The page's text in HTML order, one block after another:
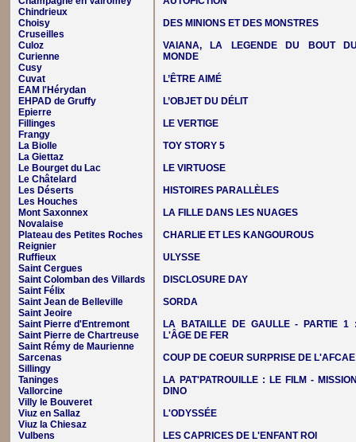
Chindrieux
Choisy
Cruseilles
Culoz
Curienne
Cusy
Cuvat
EAM l'Hérydan
EHPAD de Gruffy
Epierre
Fillinges
Frangy
La Biolle
La Giettaz
Le Bourget du Lac
Le Châtelard
Les Déserts
Les Houches
Mont Saxonnex
Novalaise
Plateau des Petites Roches
Reignier
Ruffieux
Saint Cergues
Saint Colomban des Villards
Saint Félix
Saint Jean de Belleville
Saint Jeoire
Saint Pierre d'Entremont
Saint Pierre de Chartreuse
Saint Rémy de Maurienne
Sarcenas
Sillingy
Taninges
Vallorcine
Villy le Bouveret
Viuz en Sallaz
Viuz la Chiesaz
Vulbens
DES MINIONS ET DES MONSTRES
VAIANA, LA LEGENDE DU BOUT
MONDE
L’ÊTRE AIMÉ
L’OBJET DU DÉLIT
LE VERTIGE
TOY STORY 5
LE VIRTUOSE
HISTOIRES PARALLÈLES
LA FILLE DANS LES NUAGES
CHARLIE ET LES KANGOUROUS
ULYSSE
DISCLOSURE DAY
SORDA
LA BATAILLE DE GAULLE - PARTIE 1
L'ÂGE DE FER
COUP DE COEUR SURPRISE DE L'AFCAE
LA PAT'PATROUILLE : LE FILM -
DINO
L'ODYSSÉE
LES CAPRICES DE L'ENFANT ROI